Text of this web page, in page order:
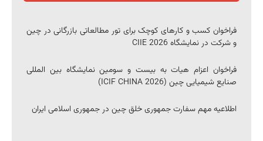
فراخوان کسب و کارهای کوچک برای تور مطالعاتی بازرگانی در چین
و شرکت در نمایشگاه CIIE 2026
فراخوان اعزام هیات به بیست و سومین نمایشگاه بین المللی
صنایع شیمیایی چین (ICIF CHINA 2026)
اطلاعیه مهم سفارت جمهوری خلق چین در جمهوری اسلامی ایران